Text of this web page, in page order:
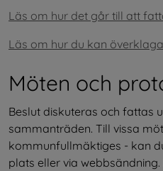
Läs om hur det går till att
Läs om hur du kan
Möten och
Beslut diskuteras och fattas
sammanträden. Till vissa
kommunfullmäktiges - kan
plats eller via